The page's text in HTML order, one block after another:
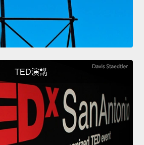
TED演講